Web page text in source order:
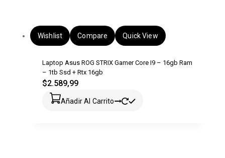
Wishlist Compare Quick View
Laptop Asus ROG STRIX Gamer Core I9 – 16gb Ram
– 1tb Ssd + Rtx 16gb
$2.589,99
Añadir Al Carrito